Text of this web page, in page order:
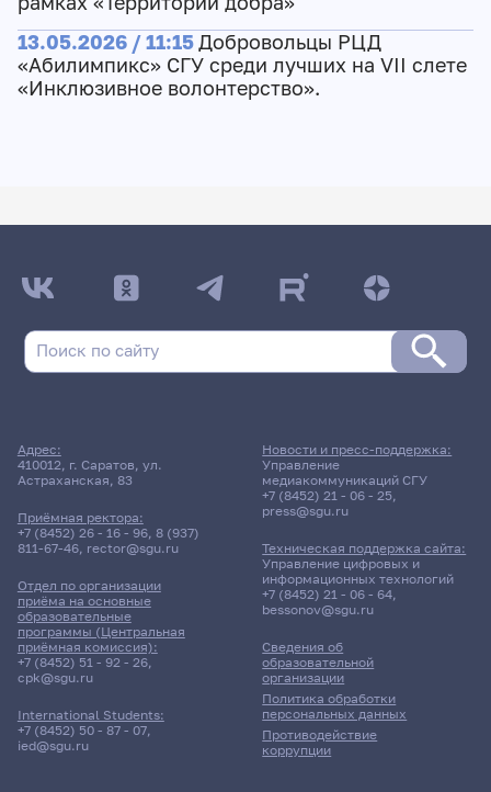
13.05.2026 / 11:15Добровольцы РЦД
«Абилимпикс» СГУ среди лучших на VII слете
«Инклюзивное волонтерство».
Адрес:
410012, г. Саратов, ул.
Астраханская, 83
Приёмная ректора:
+7 (8452) 26 - 16 - 96, 8 (937)
811-67-46, rector@sgu.ru
Отдел по организации
приёма на основные
образовательные
программы (Центральная
приёмная комиссия):
+7 (8452) 51 - 92 - 26,
cpk@sgu.ru
International Students:
+7 (8452) 50 - 87 - 07,
ied@sgu.ru
Сведения об
образовательной
организации
Политика обработки
персональных данных
Противодействие
коррупции
Новости и пресс-поддержка:
Управление
медиакоммуникаций СГУ
+7 (8452) 21 - 06 - 25,
press@sgu.ru
Техническая поддержка сайта:
Управление цифровых и
информационных технологий
+7 (8452) 21 - 06 - 64,
bessonov@sgu.ru